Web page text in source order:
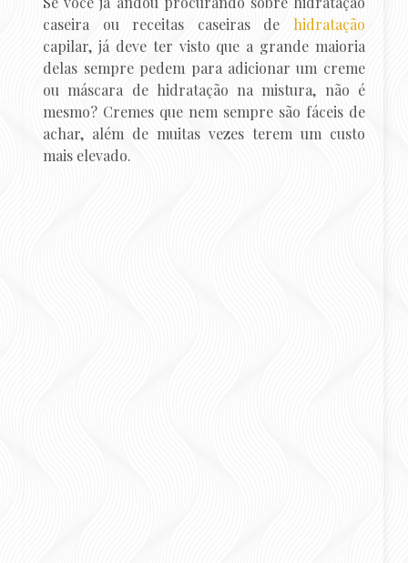
caseira ou receitas caseiras de hidratação
capilar, já deve ter visto que a grande maioria
delas sempre pedem para adicionar um creme
ou máscara de hidratação na mistura, não é
mesmo? Cremes que nem sempre são fáceis de
achar, além de muitas vezes terem um custo
mais elevado.